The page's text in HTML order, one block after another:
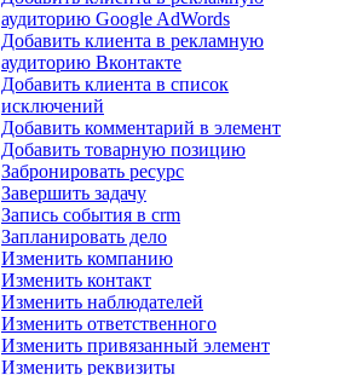
аудиторию Google AdWords
Добавить клиента в рекламную
аудиторию Вконтакте
Добавить клиента в список
исключений
Добавить комментарий в элемент
Добавить товарную позицию
Забронировать ресурс
Завершить задачу
Запись события в crm
Запланировать дело
Изменить компанию
Изменить контакт
Изменить наблюдателей
Изменить ответственного
Изменить привязанный элемент
Изменить реквизиты